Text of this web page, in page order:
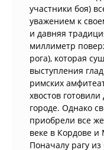
участники боя)
уважением к
и давняя
миллиметр
рога), которая
выступления
римских
хвостов
городе. Однако
приобрели все
веке в Кордове и
Поначалу рагу